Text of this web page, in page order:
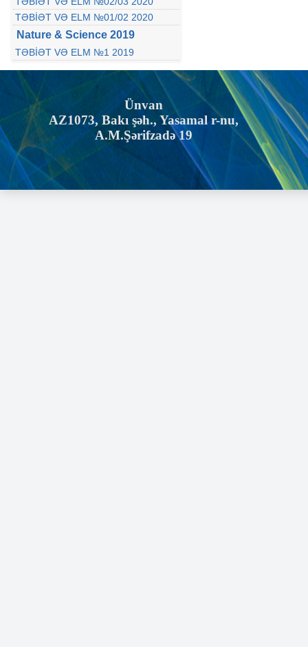
TƏBİƏT VƏ ELM №01/02 2020
Nature & Science 2019
TƏBİƏT VƏ ELM №1 2019
Ünvan
AZ1073, Bakı şəh., Yasamal r-nu,
A.M.Şərifzadə 19